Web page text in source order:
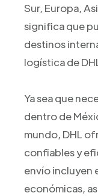
Sur, Europa,
significa que
destinos
logística de
Ya sea que
dentro de
mundo, DHL
confiables y
envío incluyen
económicas,